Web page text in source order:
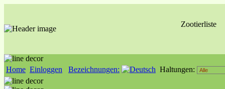
Zootierliste
Home Einloggen Bezeichnungen: Haltungen: